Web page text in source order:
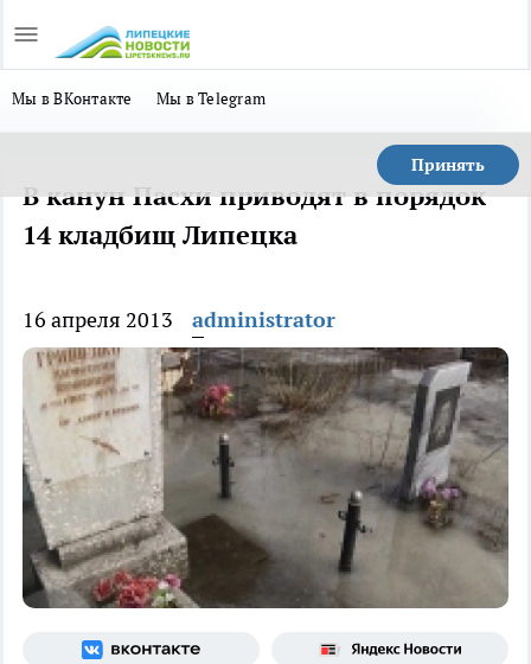
Мы в ВКонтакте Мы в Telegram
Принять
В канун Пасхи приводят в порядок
14 кладбищ Липецка
16 апреля 2013 administrator